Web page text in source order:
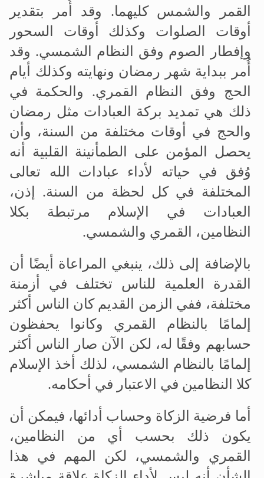
القمر والشمس كليهما. وقد أُمر بتقدير
أوقات الصلوات وكذلك أوقات السحور
وإفطار الصوم وفق النظام الشمسي. وقد
أُمر ببداية شهر رمضان ونهايته وكذلك أيام
الحج وفق النظام القمري. والحكمة في
ذلك هي تمديد بركة العبادات مثل رمضان
والحج في أوقات مختلفة من السنة، وأن
يحصل المؤمن على الطمأنينة القلبية أنه
وُفق في حياته لأداء عبادات الله تعالى
المختلفة في كل لحظة من السنة. إذن،
العبادات في الإسلام مرتبطة بكلا
النظامين، القمري والشمسي.
بالإضافة إلى ذلك، ينبغي المراعاة أيضًا أن
القدرة العلمية للناس تختلف في أزمنة
مختلفة، ففي الزمن القديم كان الناس أكثر
إلمامًا بالنظام القمري وكانوا يحفظون
حسابهم وفقًا له، لكن الآن صار الناس أكثر
إلمامًا بالنظام الشمسي، لذلك أخذ الإسلام
كلا النظامين في الاعتبار في أحكامه.
أما فرضية الزكاة وحساب أدائها، فيمكن أن
يكون ذلك بحسب أي من النظامين،
القمري والشمسي، لكن المهم في هذا